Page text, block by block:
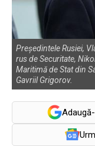
Președintele Rusiei,
rus de Securitate,
Maritimă de Stat din
Gavriil Grigorov.